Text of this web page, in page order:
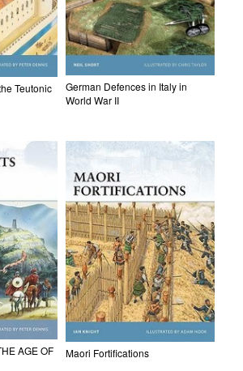
Teutonic
German Defences in Italy in
World War II
AGE OF
Maori Fortifications